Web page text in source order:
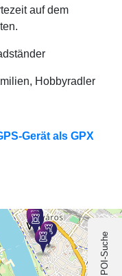
auf dem
Hobbyradler
Gerät als GPX
POI-Suche